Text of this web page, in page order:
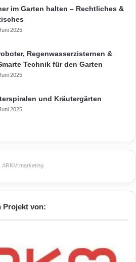
im Garten halten – Rechtliches &
2025
Regenwasserzisternen &
Technik für den Garten
2025
und Kräutergärten
2025
ARKM.marketing
Projekt von: